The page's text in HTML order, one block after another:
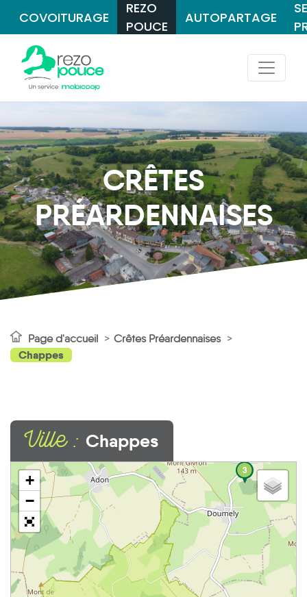
COVOITURAGE
REZO
POUCE
AUTOPARTAGE
CRÊTES
PRÉARDENNAISES
Page d'accueil Crêtes Préardennaises
Chappes
Ville : Chappes
3
+
−